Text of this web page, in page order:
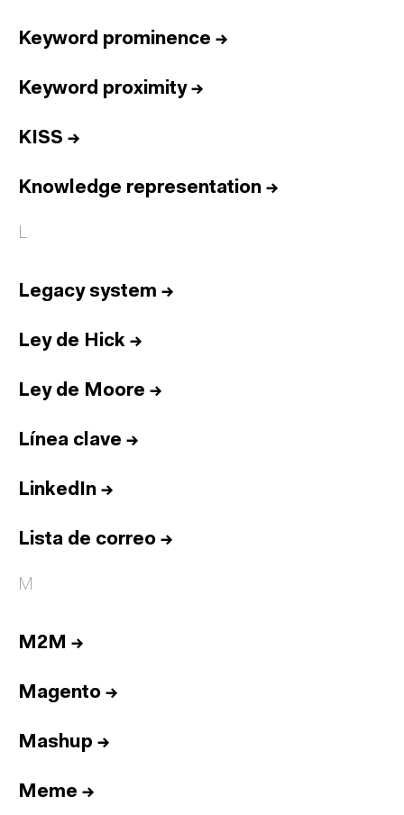
Keyword prominence →
Keyword proximity→
KISS →
Knowledge representation →
L
Legacy system →
Ley de Hick →
Ley de Moore →
Línea clave →
LinkedIn →
Lista de correo →
M
M2M →
Magento →
Mashup →
Meme →